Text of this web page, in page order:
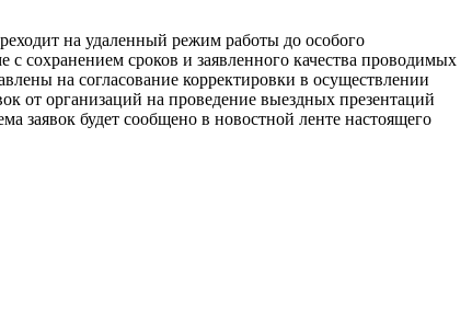
на удаленный режим работы до особого
сохранением сроков и заявленного качества проводимых
на согласование корректировки в осуществлении
от организаций на проведение выездных презентаций
заявок будет сообщено в новостной ленте настоящего